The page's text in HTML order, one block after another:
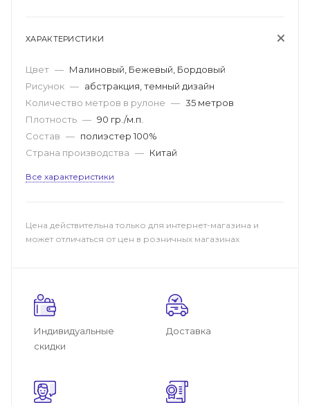
ХАРАКТЕРИСТИКИ
Цвет — Малиновый, Бежевый, Бордовый
Рисунок — абстракция, темный дизайн
Количество метров в рулоне — 35 метров
Плотность — 90 гр./м.п.
Состав — полиэстер 100%
Страна производства — Китай
Все характеристики
Цена действительна только для интернет-магазина и
может отличаться от цен в розничных магазинах
Индивидуальные
скидки
Доставка